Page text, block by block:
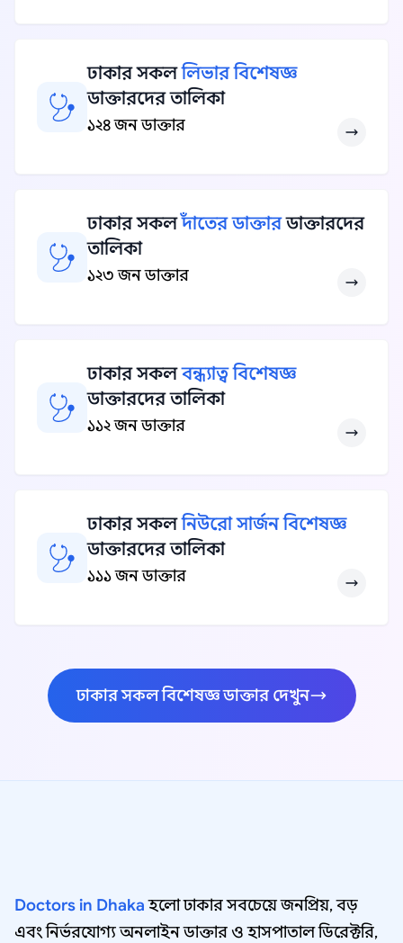
ঢাকার সকললিভার বিশেষজ্ঞ
ডাক্তারদের তালিকা
১২৪ জন ডাক্তার
ঢাকার সকলদাঁতের ডাক্তারডাক্তারদের
তালিকা
১২৩ জন ডাক্তার
ঢাকার সকলবন্ধ্যাত্ব বিশেষজ্ঞ
ডাক্তারদের তালিকা
১১২ জন ডাক্তার
ঢাকার সকলনিউরো সার্জন বিশেষজ্ঞ
ডাক্তারদের তালিকা
১১১ জন ডাক্তার
ঢাকার সকল বিশেষজ্ঞ ডাক্তার দেখুন
Doctors in Dhakaহলো ঢাকার সবচেয়ে জনপ্রিয়, বড়
এবং নির্ভরযোগ্য অনলাইন ডাক্তার ও হাসপাতাল ডিরেক্টরি,